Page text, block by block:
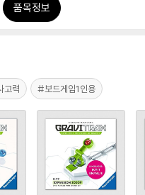
품목정보
고력 #보드게임1인용